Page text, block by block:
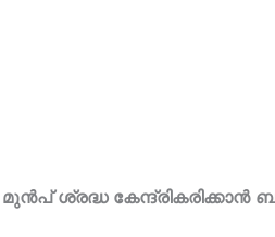
ശ്രദ്ധ കേന്ദ്രികരിക്കാൻ